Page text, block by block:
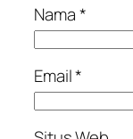
Nama*
Email*